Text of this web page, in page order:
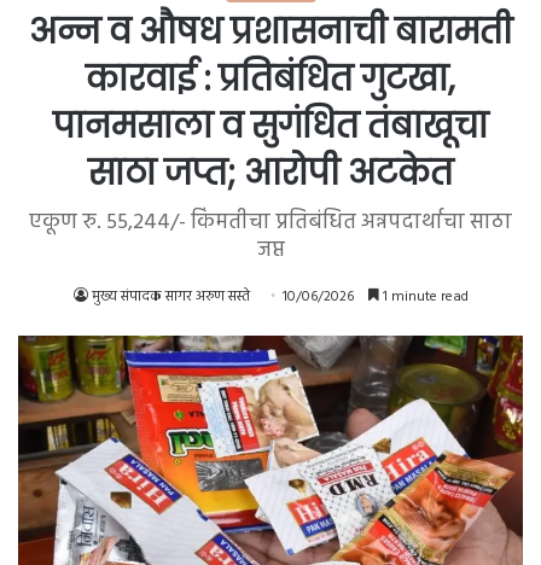
अन्न व औषध प्रशासनाची बारामती
कारवाई : प्रतिबंधित गुटखा,
पानमसाला व सुगंधित तंबाखूचा
साठा जप्त; आरोपी अटकेत
एकूण रु. 55,244/- किंमतीचा प्रतिबंधित अन्नपदार्थाचा साठा
जप्त
मुख्य संपादक सागर अरुण सस्ते 10/06/2026 1 minute read